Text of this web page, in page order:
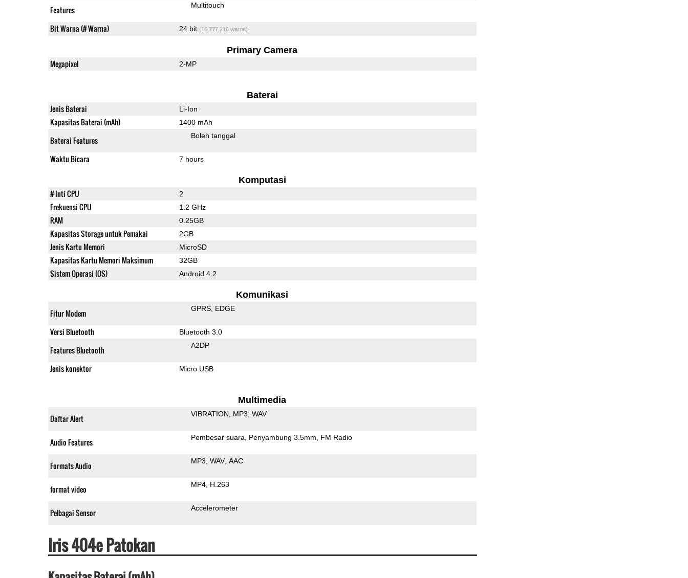
Features Multitouch
Bit Warna (# Warna) 24 bit (16,777,216 warna)
Primary Camera
Megapixel 2-MP
Baterai
Jenis Baterai Li-Ion
Kapasitas Baterai (mAh) 1400 mAh
Baterai Features Boleh tanggal
Waktu Bicara 7 hours
Komputasi
# Inti CPU 2
Frekuensi CPU 1.2 GHz
RAM 0.25GB
Kapasitas Storage untuk Pemakai 2GB
Jenis Kartu Memori MicroSD
Kapasitas Kartu Memori Maksimum 32GB
Sistem Operasi (OS) Android 4.2
Komunikasi
Fitur Modem GPRS EDGE
Versi Bluetooth Bluetooth 3.0
Features Bluetooth A2DP
Jenis konektor Micro USB
Multimedia
Daftar Alert VIBRATION MP3 WAV
Audio Features Pembesar suara Penyambung 3.5mm FM Radio
Formats Audio MP3 WAV AAC
format video MP4 H.263
Pelbagai Sensor Accelerometer
Iris 404e Patokan